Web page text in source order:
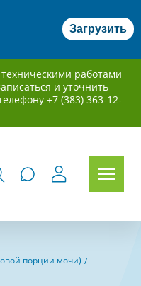
Загрузить
работами
и уточнить
+7 (383) 363-12-
порции мочи)